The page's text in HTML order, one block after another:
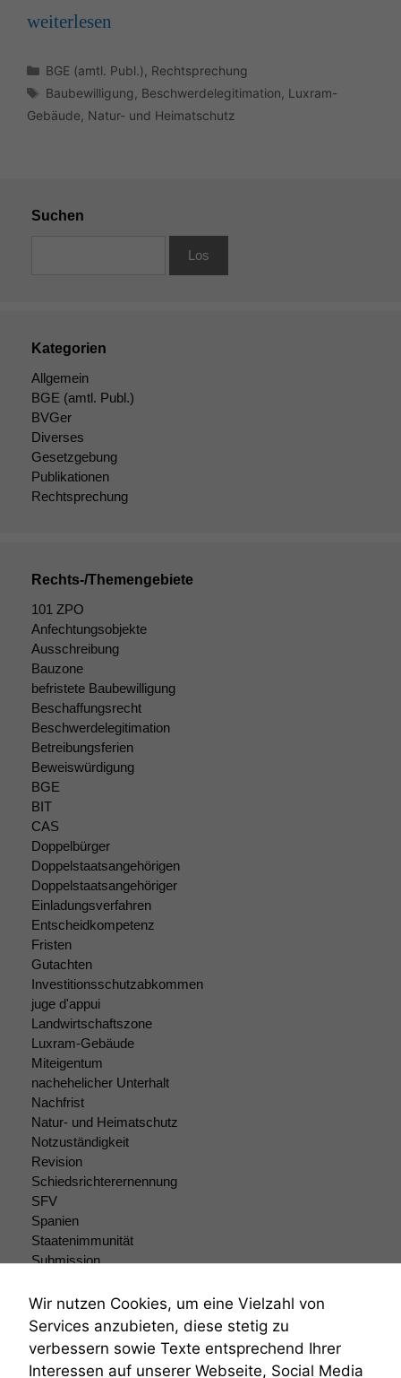
weit­er­lesen
Kategorien
BGE (amtl. Publ.) Rechtsprechung
Schlagwörter
Baubewilligung Beschwerdelegitimation Luxram-
Gebäude Natur- und Heimatschutz
Suchen
Kategorien
Allgemein
BGE (amtl. Publ.)
BVGer
Diverses
Gesetzgebung
Publikationen
Rechtsprechung
Rechts-/Themengebiete
101 ZPO
Anfechtungsobjekte
Ausschreibung
Bauzone
befristete Baubewilligung
Beschaffungsrecht
Beschwerdelegitimation
Betreibungsferien
Beweiswürdigung
BGE
BIT
CAS
Doppelbürger
Doppelstaatsangehörigen
Doppelstaatsangehöriger
Einladungsverfahren
Entscheidkompetenz
Fristen
Gutachten
Investitionsschutzabkommen
juge d'appui
Landwirtschaftszone
Luxram-Gebäude
Miteigentum
nachehelicher Unterhalt
Nachfrist
Natur- und Heimatschutz
Notzuständigkeit
Revision
Schiedsrichterernennung
SFV
Spanien
Staatenimmunität
Submission
Teilungsklage
Venezuela
VRK
Wiederherstellungsanordnung
Wir nutzen Cookies, um eine Vielzahl von
Services anzubieten, diese stetig zu
verbessern sowie Texte entsprechend Ihrer
Interessen auf unserer Webseite, Social Media
braucht sie,
Website
korrekt
angezeigt
werden kann.